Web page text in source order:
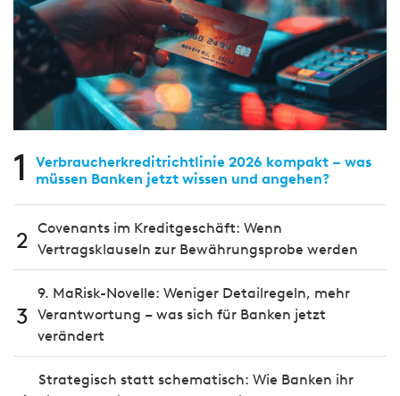
1
Verbraucherkreditrichtlinie 2026 kompakt – was
müssen Banken jetzt wissen und angehen?
2 Covenants im Kreditgeschäft: Wenn
Vertragsklauseln zur Bewährungsprobe werden
3
9. MaRisk-Novelle: Weniger Detailregeln, mehr
Verantwortung – was sich für Banken jetzt
verändert
Strategisch statt schematisch: Wie Banken ihr